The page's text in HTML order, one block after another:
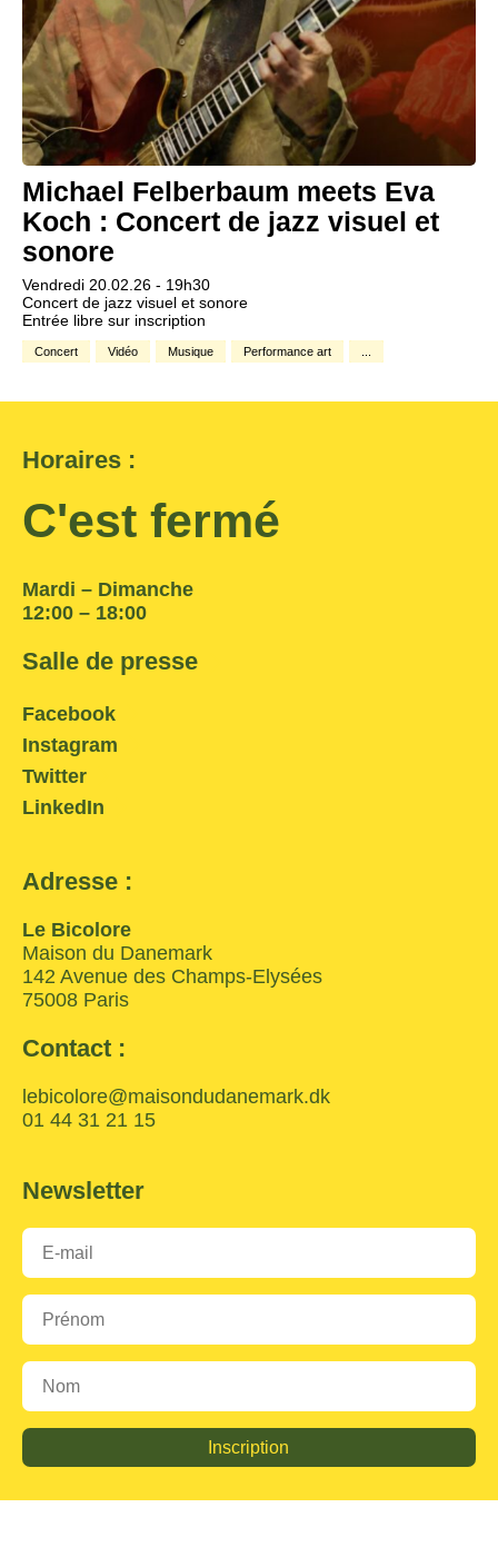
Michael Felberbaum meets Eva
Koch : Concert de jazz visuel et
sonore
Vendredi 20.02.26 - 19h30
Concert de jazz visuel et sonore
Entrée libre sur inscription
Concert Vidéo Musique Performance art
Horaires :
C'est fermé
Mardi – Dimanche
12:00 – 18:00
Salle de presse
Facebook
Instagram
Twitter
LinkedIn
Adresse :
Le Bicolore
Maison du Danemark
142 Avenue des Champs-Elysées
75008 Paris
Contact :
lebicolore@maisondudanemark.dk
01 44 31 21 15
Newsletter